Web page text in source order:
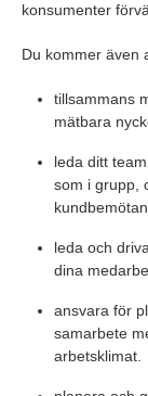
konsumenter
Du kommer även
tillsammans
mätbara
leda ditt
som i grupp,
leda och
dina
ansvara för
samarbete
arbetsklimat.